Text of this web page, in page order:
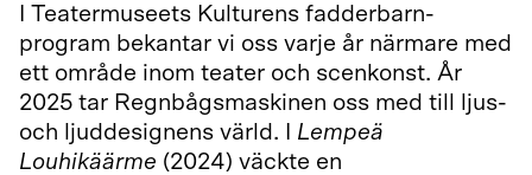
I Teatermuseets Kulturens fadderbarn-
program bekantar vi oss varje år närmare med
ett område inom teater och scenkonst. År
2025 tar Regnbågsmaskinen oss med till ljus-
och ljuddesignens värld. I Lempeä
Louhikäärme (2024) väckte en